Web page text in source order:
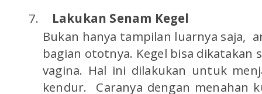
7.
Lakukan Senam Kegel
Bukan hanya tampilan luarnya saja,
bagian ototnya. Kegel bisa
vagina. Hal ini dilakukan untuk
kendur. Caranya dengan menahan